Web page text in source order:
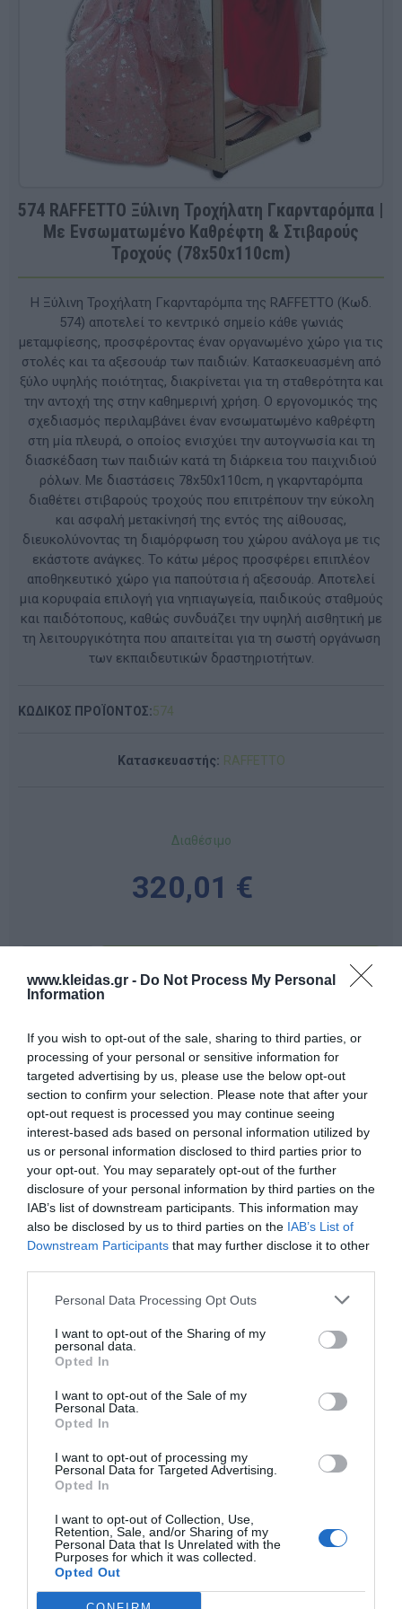
www.kleidas.gr - Do Not Process My Personal
Information
If you wish to opt-out of the sale, sharing to third parties, or
processing of your personal or sensitive information for
targeted advertising by us, please use the below opt-out
section to confirm your selection. Please note that after your
opt-out request is processed you may continue seeing
interest-based ads based on personal information utilized by
us or personal information disclosed to third parties prior to
your opt-out. You may separately opt-out of the further
disclosure of your personal information by third parties on the
IAB’s list of downstream participants. This information may
also be disclosed by us to third parties on the IAB’s List of
Downstream Participants that may further disclose it to other
Personal Data Processing Opt Outs
I want to opt-out of the Sharing of my
personal data.
Opted In
I want to opt-out of the Sale of my
Personal Data.
Opted In
I want to opt-out of processing my
Personal Data for Targeted Advertising.
Opted In
I want to opt-out of Collection, Use,
Retention, Sale, and/or Sharing of my
Personal Data that Is Unrelated with the
Purposes for which it was collected.
Opted Out
574 RAFFETTO Ξύλινη Τροχήλατη Γκαρνταρόμπα |
Με Ενσωματωμένο Καθρέφτη & Στιβαρούς
Τροχούς (78x50x110cm)
Η Ξύλινη Τροχήλατη Γκαρνταρόμπα της RAFFETTO (Κωδ.
574) αποτελεί το κεντρικό σημείο κάθε γωνιάς
μεταμφίεσης, προσφέροντας έναν οργανωμένο χώρο για τις
στολές και τα αξεσουάρ των παιδιών. Κατασκευασμένη από
ξύλο υψηλής ποιότητας, διακρίνεται για τη σταθερότητα και
την αντοχή της στην καθημερινή χρήση. Ο εργονομικός της
σχεδιασμός περιλαμβάνει έναν ενσωματωμένο καθρέφτη
στη μία πλευρά, ο οποίος ενισχύει την αυτογνωσία και τη
διασκέδαση των παιδιών κατά τη διάρκεια του παιχνιδιού
ρόλων. Με διαστάσεις 78x50x110cm, η γκαρνταρόμπα
διαθέτει στιβαρούς τροχούς που επιτρέπουν την εύκολη
και ασφαλή μετακίνησή της εντός της αίθουσας,
διευκολύνοντας τη διαμόρφωση του χώρου ανάλογα με τις
εκάστοτε ανάγκες. Το κάτω μέρος προσφέρει επιπλέον
αποθηκευτικό χώρο για παπούτσια ή αξεσουάρ. Αποτελεί
μια κορυφαία επιλογή για νηπιαγωγεία, παιδικούς σταθμούς
και παιδότοπους, καθώς συνδυάζει την υψηλή αισθητική με
τη λειτουργικότητα που απαιτείται για τη σωστή οργάνωση
των εκπαιδευτικών δραστηριοτήτων.
ΚΩΔΙΚΟΣ ΠΡΟΪΟΝΤΟΣ:574
Κατασκευαστής: RAFFETTO
Διαθέσιμο
320,01 €
-
Προδιαγραφές προϊόντων
Επικοινωνία
σχεδιασμό και την παραγωγή διαχρονικών ξύλινων
επίπλων, συνδυάζοντας την παραδοσιακή "ζεστασιά"
του υλικού με τις πιο σύγχρονες προδιαγραφές
λουστραρισμένο πλακάτ θαλάσσης υψηλής
ποιότητας, ένα υλικό που εγγυάται εξαιρετική
σταθερότητα και μακροζωία, ακόμη και σε
όπως νηπιαγωγεία και παιδότοπους.
Η ασφάλεια των παιδιών αποτελεί αδιαπραγμάτευτη
προτεραιότητα για τη Raffetto. Όλα τα προϊόντα
κατασκευάζονται σύμφωνα με τα αυστηρά
Ευρωπαϊκά πρότυπα ασφαλείας (EN71), ενώ τα
χρώματα και τα βερνίκια που χρησιμοποιούνται είναι